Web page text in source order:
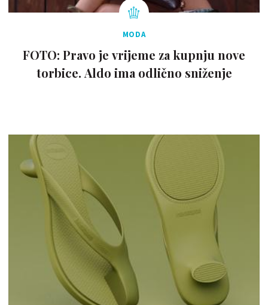
MODA
FOTO: Pravo je vrijeme za kupnju nove
torbice. Aldo ima odlično sniženje